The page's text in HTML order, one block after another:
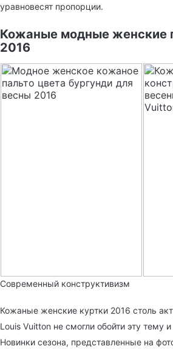
уравновесят пропорции.
Кожаные модные женские
2016
Современный конструктивизм
Кожаные женские куртки 2016 столь
Louis Vuitton не смогли обойти эту тему
Новинки сезона, представленные на